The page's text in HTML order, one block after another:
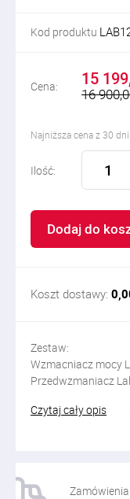
Kod produktu
Cena: 15
16
Najniższa cena z 30
Ilość:
Dodaj do
Koszt dostawy:
Zestaw:
Wzmacniacz mocy
Przedwzmaniacz
Czytaj cały opis